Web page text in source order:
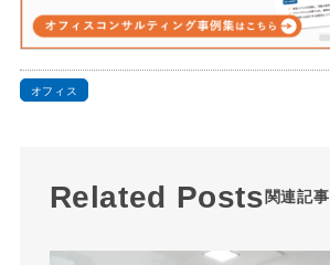
オフィス
Related Posts 関連記事